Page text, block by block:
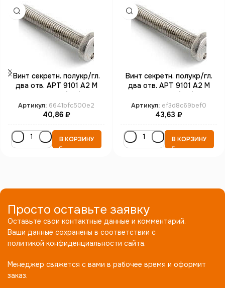
Винт секретн. полукр/гл.
два отв. АРТ 9101 А2 M
Артикул: 6641bfc500e2
40,86 ₽
В КОРЗИНУ
Винт секретн. полукр/гл.
два отв. АРТ 9101 А2 M
Артикул: ef3d8c69bef0
43,63 ₽
В КОРЗИНУ
Просто оставьте заявку
Оставьте свои контактные данные и комментарий.
Ваши данные сохранены в соответствии с
политикой конфиденциальности сайта.
Менеджер свяжется с вами в рабочее время и оформит
заказ.